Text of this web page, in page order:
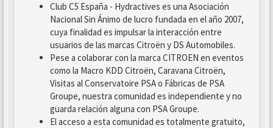
Club C5 España - Hydractives es una Asociación
Nacional Sin Ánimo de lucro fundada en el año 2007,
cuya finalidad es impulsar la interacción entre
usuarios de las marcas Citroën y DS Automobiles.
Pese a colaborar con la marca CITROEN en eventos
como la Macro KDD Citroën, Caravana Citroën,
Visitas al Conservatoire PSA o Fábricas de PSA
Groupe, nuestra comunidad es independiente y no
guarda relación alguna con PSA Groupe.
El acceso a esta comunidad es totalmente gratuito,